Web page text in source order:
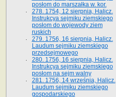
posłom do marszałka w. kor.
278. 1754, 12 sierpnia, Halicz.
Instrukcya sejmiku ziemskiego
posłom do wojewody ziem
ruskich
279. 1756, 16 sierpnia, Halicz.
Laudum sejmiku ziemskiego
przedsejmowego
280. 1756, 16 sierpnia, Halicz.
Instrukcya sejmiku ziemskiego
posłom na sejm walny
281. 1756, 14 września, Halicz.
Laudum sejmiku ziemskiego
gospodarskiego